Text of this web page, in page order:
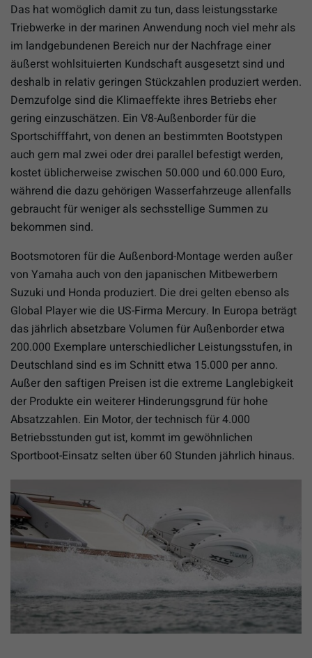
Das hat womöglich damit zu tun, dass leistungsstarke
Triebwerke in der marinen Anwendung noch viel mehr als
im landgebundenen Bereich nur der Nachfrage einer
äußerst wohlsituierten Kundschaft ausgesetzt sind und
deshalb in relativ geringen Stückzahlen produziert werden.
Demzufolge sind die Klimaeffekte ihres Betriebs eher
gering einzuschätzen. Ein V8-Außenborder für die
Sportschifffahrt, von denen an bestimmten Bootstypen
auch gern mal zwei oder drei parallel befestigt werden,
kostet üblicherweise zwischen 50.000 und 60.000 Euro,
während die dazu gehörigen Wasserfahrzeuge allenfalls
gebraucht für weniger als sechsstellige Summen zu
bekommen sind.
Bootsmotoren für die Außenbord-Montage werden außer
von Yamaha auch von den japanischen Mitbewerbern
Suzuki und Honda produziert. Die drei gelten ebenso als
Global Player wie die US-Firma Mercury. In Europa beträgt
das jährlich absetzbare Volumen für Außenborder etwa
200.000 Exemplare unterschiedlicher Leistungsstufen, in
Deutschland sind es im Schnitt etwa 15.000 per anno.
Außer den saftigen Preisen ist die extreme Langlebigkeit
der Produkte ein weiterer Hinderungsgrund für hohe
Absatzzahlen. Ein Motor, der technisch für 4.000
Betriebsstunden gut ist, kommt im gewöhnlichen
Sportboot-Einsatz selten über 60 Stunden jährlich hinaus.